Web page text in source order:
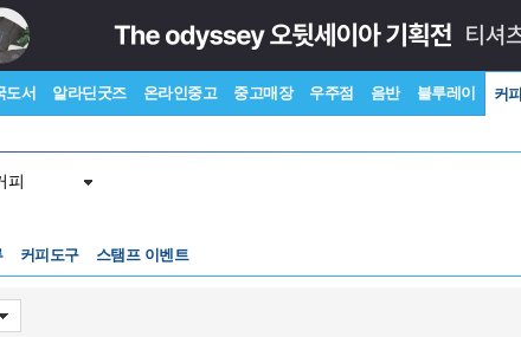
도서 알라딘굿즈 온라인중고 중고매장 우주점 음반 블루레이 커피
피
커피도구 스탬프 이벤트